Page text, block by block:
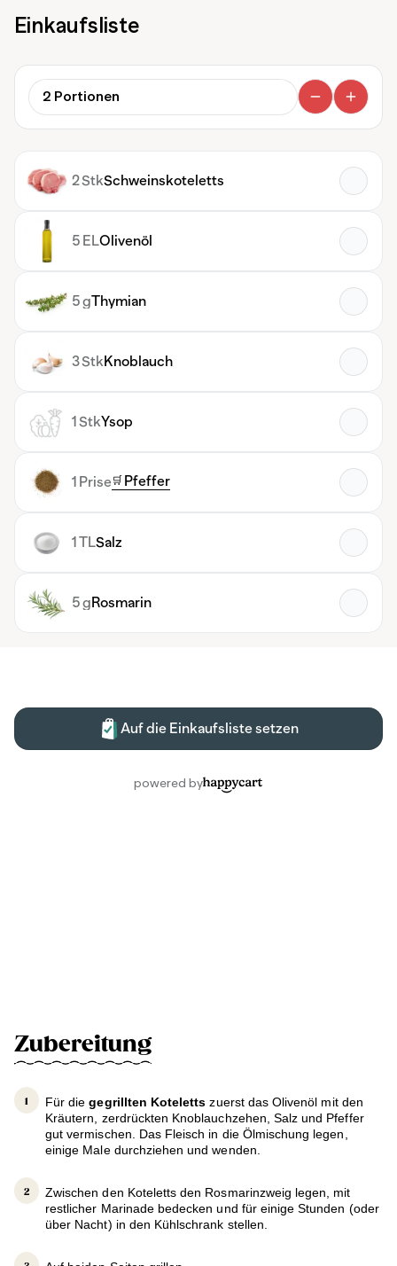
Zubereitung
Für diegegrillten Koteletts zuerst das Olivenöl mit den
Kräutern, zerdrückten Knoblauchzehen, Salz und Pfeffer
gut vermischen. Das Fleisch in die Ölmischung legen,
einige Male durchziehen und wenden.
Zwischen den Koteletts den Rosmarinzweig legen, mit
restlicher Marinade bedecken und für einige Stunden (oder
über Nacht) in den Kühlschrank stellen.